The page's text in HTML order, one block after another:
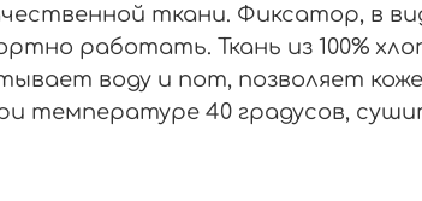
ткани. Фиксатор, в
работать. Ткань из 100%
воду и пот, позволяет
температуре 40 градусов,